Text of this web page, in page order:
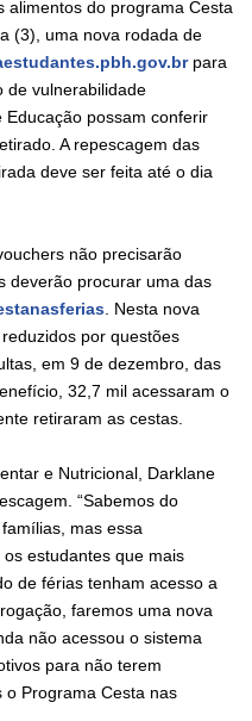
alimentos do programa Cesta
(3), uma nova rodada de
para
de vulnerabilidade
possam conferir
A repescagem das
deve ser feita até o dia
não precisarão
deverão procurar uma das
. Nesta nova
por questões
em 9 de dezembro, das
32,7 mil acessaram o
retiraram as cestas.
e Nutricional, Darklane
“Sabemos do
mas essa
estudantes que mais
de férias tenham acesso a
faremos uma nova
não acessou o sistema
para não terem
o Programa Cesta nas